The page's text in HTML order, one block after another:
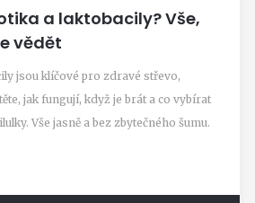
a laktobacily? Vše,
vědět
jsou klíčové pro zdravé střevo,
jak fungují, když je brát a co vybírat
Vše jasně a bez zbytečného šumu.